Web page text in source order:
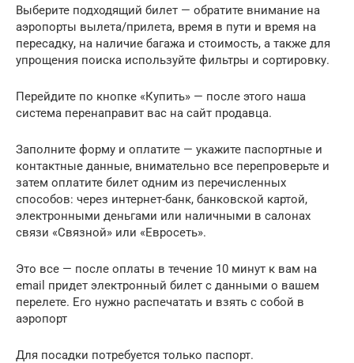
Выберите подходящий билет — обратите внимание на
аэропорты вылета/прилета, время в пути и время на
пересадку, на наличие багажа и стоимость, а также для
упрощения поиска используйте фильтры и сортировку.
Перейдите по кнопке «Купить» — после этого наша
система перенаправит вас на сайт продавца.
Заполните форму и оплатите — укажите паспортные и
контактные данные, внимательно все перепроверьте и
затем оплатите билет одним из перечисленных
способов: через интернет-банк, банковской картой,
электронными деньгами или наличными в салонах
связи «Связной» или «Евросеть».
Это все — после оплаты в течение 10 минут к вам на
email придет электронный билет с данными о вашем
перелете. Его нужно распечатать и взять с собой в
аэропорт
Для посадки потребуется только паспорт.